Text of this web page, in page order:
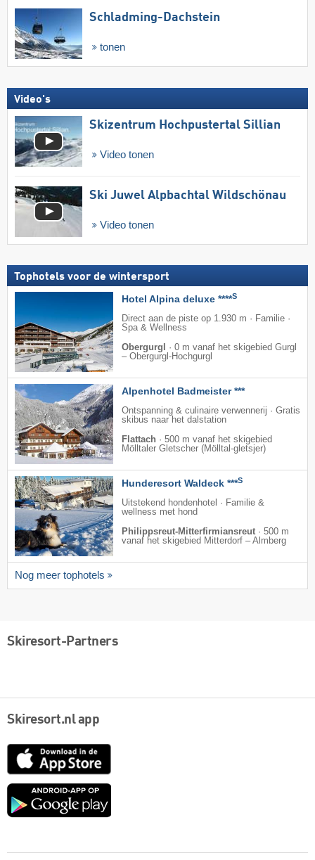
Schladming-Dachstein
tonen
Video's
Skizentrum Hochpustertal Sillian
Video tonen
Ski Juwel Alpbachtal Wildschönau
Video tonen
Tophotels voor de wintersport
Hotel Alpina deluxe ****S
Direct aan de piste op 1.930 m · Familie ·
Spa & Wellness
Obergurgl
· 0 m vanaf het skigebied Gurgl
– Obergurgl-Hochgurgl
Alpenhotel Badmeister ***
Ontspanning & culinaire verwennerij · Gratis
skibus naar het dalstation
Flattach · 500 m vanaf het skigebied
Mölltaler Gletscher (Mölltal-gletsjer)
Hunderesort Waldeck ***S
Uitstekend hondenhotel · Familie &
wellness met hond
Philippsreut-Mitterfirmiansreut · 500 m
vanaf het skigebied Mitterdorf – Almberg
Nog meer tophotels
Skiresort-Partners
Skiresort.nl app
App
Google